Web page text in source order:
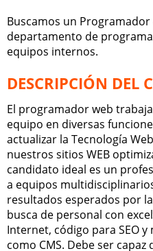
Buscamos un
departamento de
equipos internos.
DESCRIPCIÓN DEL
El programador web
equipo en diversas
actualizar la Tecnología
nuestros sitios WEB
candidato ideal es un
a equipos
resultados esperados por
busca de personal con
Internet, código para SEO
como CMS. Debe ser